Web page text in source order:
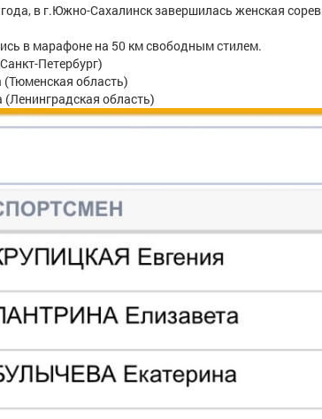
в г.Южно-Сахалинск завершилась женская
в марафоне на 50 км свободным стилем.
Петербург)
область)
область)
Западный, Ленинградская область/